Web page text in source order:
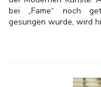
bei „Fame“ noch
gesungen wurde, wird